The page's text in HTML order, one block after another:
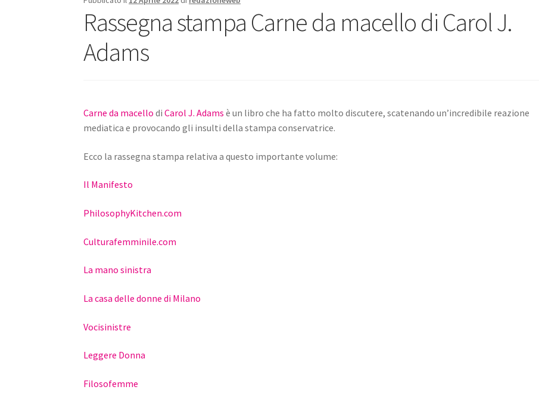
Rassegna stampa Carne da macello di Carol J.
Adams
Carne da macello diCarol J. Adams è un libro che ha fatto molto discutere, scatenando un’incredibile reazione
mediatica e provocando gli insulti della stampa conservatrice.
Ecco la rassegna stampa relativa a questo importante volume:
Il Manifesto
PhilosophyKitchen.com
Culturafemminile.com
La mano sinistra
La casa delle donne di Milano
Vocisinistre
Leggere Donna
Filosofemme